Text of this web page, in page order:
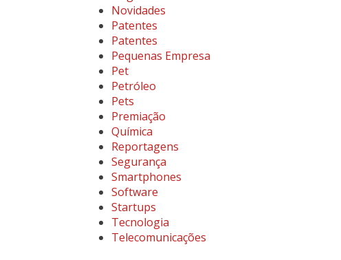
Novidades
Patentes
Patentes
Pequenas Empresa
Pet
Petróleo
Pets
Premiação
Química
Reportagens
Segurança
Smartphones
Software
Startups
Tecnologia
Telecomunicações